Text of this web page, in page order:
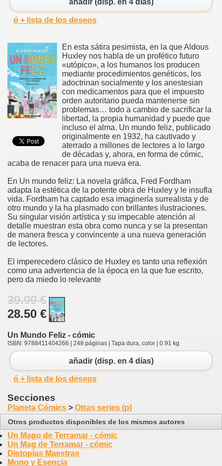
añadir (disp. en 4 días)
ó + lista de los deseos
En esta sátira pesimista, en la que Aldous
Huxley nos habla de un profético futuro
«utópico», a los humanos los producen
mediante procedimientos genéticos, los
adoctrinan socialmente y los anestesian
con medicamentos para que el impuesto
orden autoritario pueda mantenerse sin
problemas… todo a cambio de sacrificar la
libertad, la propia humanidad y puede que
incluso el alma. Un mundo feliz, publicado
originalmente en 1932, ha cautivado y
aterrado a millones de lectores a lo largo
de décadas y, ahora, en forma de cómic,
acaba de renacer para una nueva era.
En Un mundo feliz: La novela gráfica, Fred Fordham
adapta la estética de la potente obra de Huxley y le insufla
vida. Fordham ha captado esa imaginería surrealista y de
otro mundo y la ha plasmado con brillantes ilustraciones.
Su singular visión artística y su impecable atención al
detalle muestran esta obra como nunca y se la presentan
de manera fresca y convincente a una nueva generación
de lectores.
El imperecedero clásico de Huxley es tanto una reflexión
como una advertencia de la época en la que fue escrito,
pero da miedo lo relevante
30.00 €
28.50 €
Un Mundo Feliz - cómic
ISBN: 9788411404266 | 248 páginas | Tapa dura, color | 0.91 kg
añadir (disp. en 4 días)
ó + lista de los deseos
Secciones
Planeta Cómics > Otras series (p)
Otros productos disponibles de los mismos autores
Un Mago de Terramar - cómic
Un Mag de Terramar - cómic
Distopías Maestras
Mono y Esencia